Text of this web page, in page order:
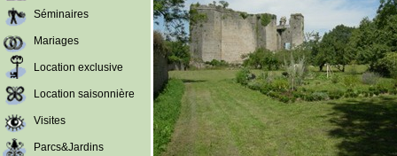
Séminaires
Mariages
Location exclusive
Location saisonnière
Visites
Parcs&Jardins